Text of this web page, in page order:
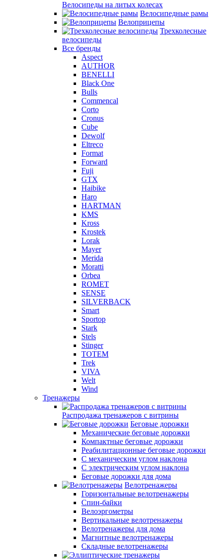
Велосипеды на литых колесах
Велосипедные рамы
Велоприцепы
Трехколесные
велосипеды
Все бренды
Aspect
AUTHOR
BENELLI
Black One
Bulls
Commencal
Corto
Cronus
Cube
Dewolf
Eltreco
Format
Forward
Fuji
GTX
Haibike
Haro
HARTMAN
KMS
Kross
Krostek
Lorak
Mayer
Merida
Moratti
Orbea
ROMET
SENSE
SILVERBACK
Smart
Sportop
Stark
Stels
Stinger
TOTEM
Trek
VIVA
Welt
Wind
Тренажеры
Распродажа тренажеров с витрины
Беговые дорожки
Механические беговые дорожки
Компактные беговые дорожки
Реабилитационные беговые дорожки
С механическим углом наклона
С электрическим углом наклона
Беговые дорожки для дома
Велотренажеры
Горизонтальные велотренажеры
Спин-байки
Велоэргометры
Вертикальные велотренажеры
Велотренажеры для дома
Магнитные велотренажеры
Складные велотренажеры